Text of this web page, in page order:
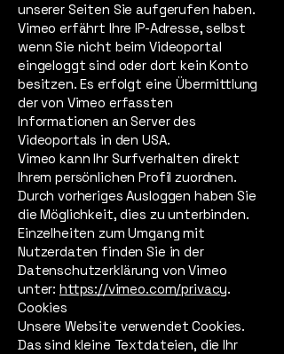
unserer Seiten Sie aufgerufen haben.
Vimeo erfährt Ihre IP-Adresse, selbst
wenn Sie nicht beim Videoportal
eingeloggt sind oder dort kein Konto
besitzen. Es erfolgt eine Übermittlung
der von Vimeo erfassten
Informationen an Server des
Videoportals in den USA.
Vimeo kann Ihr Surfverhalten direkt
Ihrem persönlichen Profil zuordnen.
Durch vorheriges Ausloggen haben Sie
die Möglichkeit, dies zu unterbinden.
Einzelheiten zum Umgang mit
Nutzerdaten finden Sie in der
Datenschutzerklärung von Vimeo
unter: https://vimeo.com/privacy.
Cookies
Unsere Website verwendet Cookies.
Das sind kleine Textdateien, die Ihr